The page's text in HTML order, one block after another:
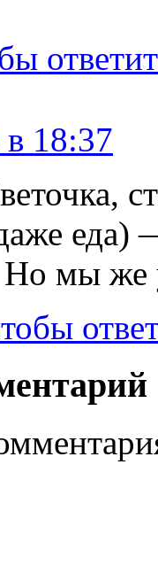
18:37
еда)
Но мы же